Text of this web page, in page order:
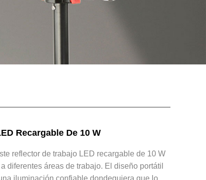
Recargable De 10 W
reflector de trabajo LED recargable de 10 W
diferentes áreas de trabajo. El diseño portátil
iluminación confiable dondequiera que lo